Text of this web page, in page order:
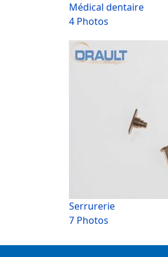
Médical dentaire
4 Photos
Serrurerie
7 Photos